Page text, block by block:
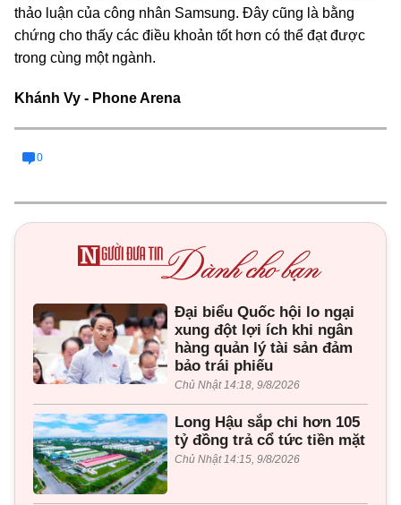
thảo luận của công nhân Samsung. Đây cũng là bằng
chứng cho thấy các điều khoản tốt hơn có thể đạt được
trong cùng một ngành.
Khánh Vy - Phone Arena
0
Đại biểu Quốc hội lo ngại
xung đột lợi ích khi ngân
hàng quản lý tài sản đảm
bảo trái phiếu
Chủ Nhật 14:18, 9/8/2026
Long Hậu sắp chi hơn 105
tỷ đồng trả cổ tức tiền mặt
Chủ Nhật 14:15, 9/8/2026